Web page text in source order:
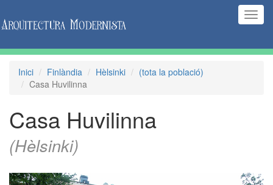
Inici Finlàndia Hèlsinki
(tota la població)
Casa Huvilinna
Casa Huvilinna
(Hèlsinki)